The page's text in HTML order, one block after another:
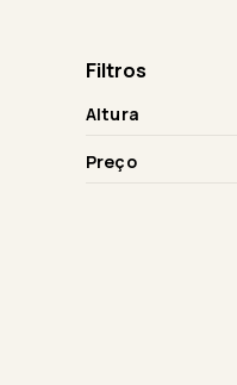
Filtros
Altura
Preço